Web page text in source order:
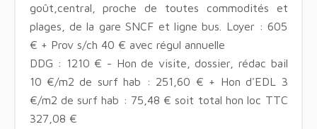
goût,central, proche de toutes commodités et
plages, de la gare SNCF et ligne bus. Loyer : 605
€ + Prov s/ch 40 € avec régul annuelle
DDG : 1210 € - Hon de visite, dossier, rédac bail
10 €/m2 de surf hab : 251,60 € + Hon d'EDL 3
€/m2 de surf hab : 75,48 € soit total hon loc TTC
327,08 €